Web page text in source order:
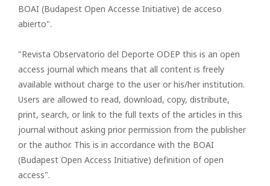
BOAI (Budapest Open Accesse Initiative) de acceso
abierto".
"Revista Observatorio del Deporte ODEP this is an open
access journal which means that all content is freely
available without charge to the user or his/her institution.
Users are allowed to read, download, copy, distribute,
print, search, or link to the full texts of the articles in this
journal without asking prior permission from the publisher
or the author. This is in accordance with the BOAI
(Budapest Open Access Initiative) definition of open
access".